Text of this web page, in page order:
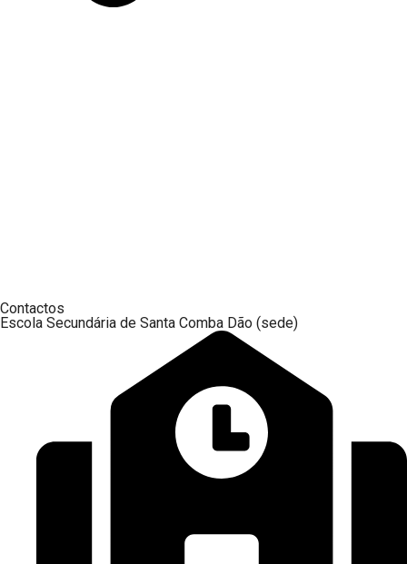
Contactos
Escola Secundária de Santa Comba Dão (sede)